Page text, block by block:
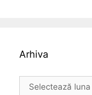
Arhiva
Arhiva